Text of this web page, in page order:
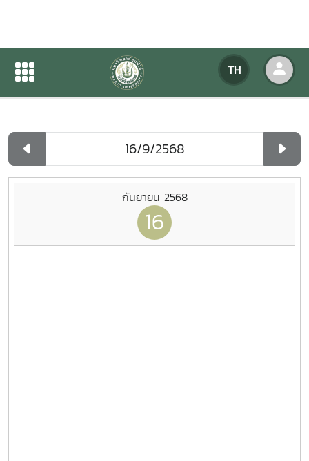
TH
ปฏิทินกิจกรรมของหน่วยงาน
ปฏิทินกิจกรรมของหน่วยงาน
กันยายน 2568
16